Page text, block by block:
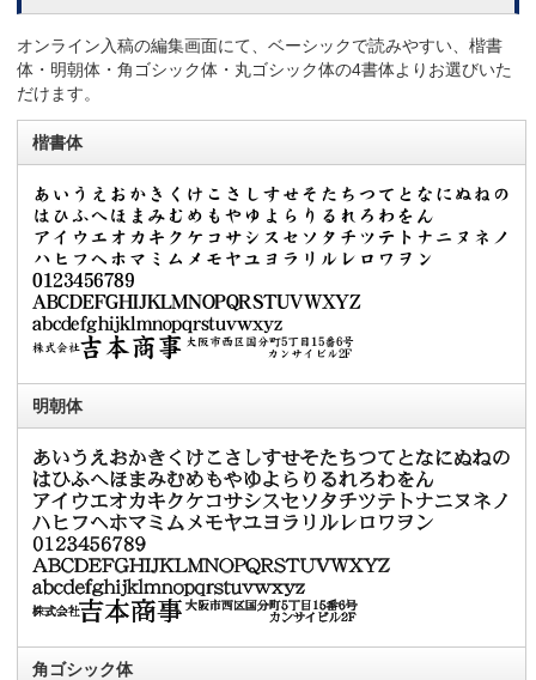
オンライン入稿の編集画面にて、ベーシックで読みやすい、楷書
体・明朝体・角ゴシック体・丸ゴシック体の4書体よりお選びいた
だけます。
楷書体
明朝体
角ゴシック体